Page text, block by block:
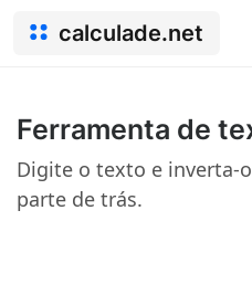
calculade.net
Ferramenta de
Digite o texto e inverta-
parte de trás.